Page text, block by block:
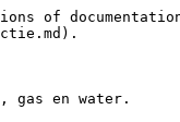
of
gas en water.